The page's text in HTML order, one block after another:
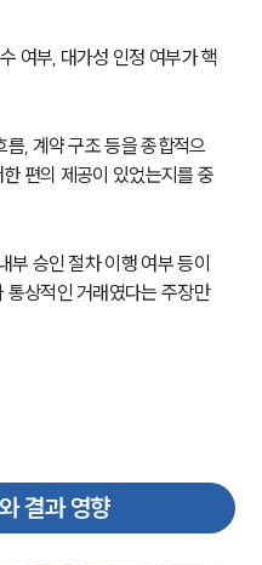
여부, 대가성 인정 여부가 핵
, 계약 구조 등을 종합적으
편의 제공이 있었는지를 중
부 승인 절차 이행 여부 등이
통상적인 거래였다는 주장만
결과 영향